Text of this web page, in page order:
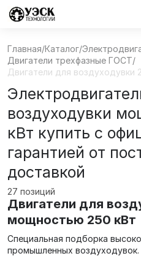
Главная/Каталог/
Двигатели трехфазные ГОСТ/
Двигатели для воздуходувки
воздуходувки
кВт купить с
гарантией от
доставкой
27 позиций
Двигатели для
мощностью 250 кВт
Специальная подборка
промышленных